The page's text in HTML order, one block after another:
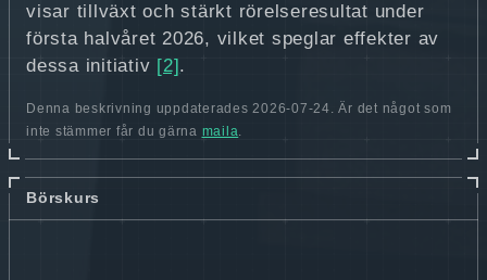
visar tillväxt och stärkt rörelseresultat under
första halvåret 2026, vilket speglar effekter av
dessa initiativ [2] .
Denna beskrivning uppdaterades 2026-07-24. Är det något som
inte stämmer får du gärna maila.
Börskurs